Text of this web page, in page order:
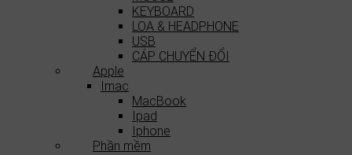
KEYBOARD
LOA & HEADPHONE
USB
CÁP CHUYỂN ĐỔI
Apple
Imac
MacBook
Ipad
Iphone
Phần mềm